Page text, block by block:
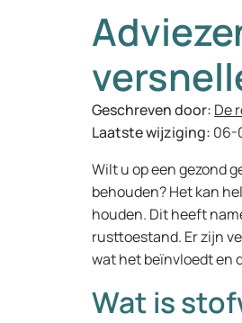
Geschreven door: De
Laatste wijziging: 06-
Wilt u op een gezond
behouden? Het kan
houden. Dit heeft
rusttoestand. Er zijn
wat het beïnvloedt en
Wat is